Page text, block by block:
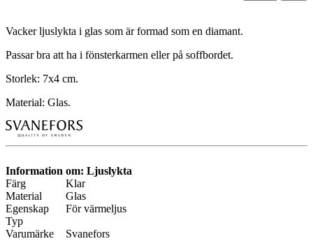
Vacker ljuslykta i glas som är formad som en diamant.
Passar bra att ha i fönsterkarmen eller på soffbordet.
Storlek: 7x4 cm.
Material: Glas.
Information om: Ljuslykta
Färg
Klar
Material
Glas
Egenskap
För värmeljus
Typ
Varumärke
Svanefors